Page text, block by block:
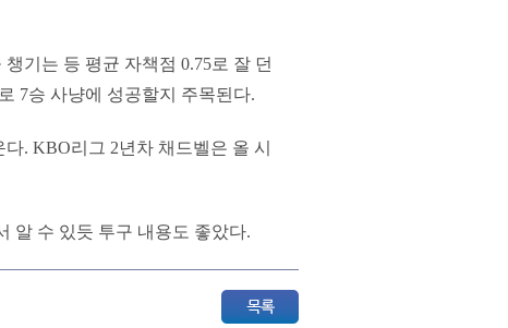
기는 등 평균 자책점 0.75로 잘 던
7승 사냥에 성공할지 주목된다.
. KBO리그 2년차 채드벨은 올 시
알 수 있듯 투구 내용도 좋았다.